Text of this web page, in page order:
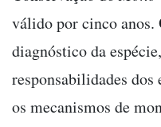
válido por cinco anos.
diagnóstico da
responsabilidades
os mecanismos de